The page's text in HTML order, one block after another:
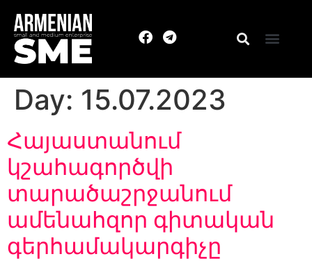
Day: 15.07.2023
Հայաստանում
կշահագործվի
տարածաշրջանում
ամենահզոր գիտական
գերհամակարգիչը